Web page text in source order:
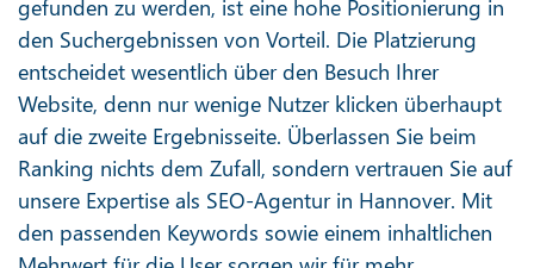
gefunden zu werden, ist eine hohe Positionierung in
den Suchergebnissen von Vorteil. Die Platzierung
entscheidet wesentlich über den Besuch Ihrer
Website, denn nur wenige Nutzer klicken überhaupt
auf die zweite Ergebnisseite. Überlassen Sie beim
Ranking nichts dem Zufall, sondern vertrauen Sie auf
unsere Expertise als SEO-Agentur in Hannover. Mit
den passenden Keywords sowie einem inhaltlichen